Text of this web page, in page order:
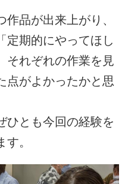
品が出来上がり、
定期的にやってほし
それぞれの作業を見
点がよかったかと思
とも今回の経験を
。